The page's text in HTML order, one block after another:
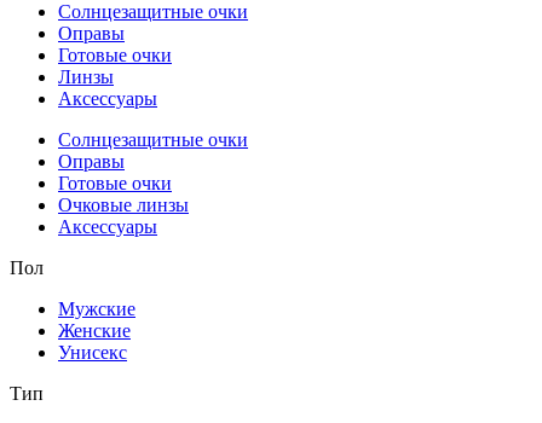
Солнцезащитные очки
Оправы
Готовые очки
Линзы
Аксессуары
Солнцезащитные очки
Оправы
Готовые очки
Очковые линзы
Аксессуары
Пол
Мужские
Женские
Унисекс
Тип